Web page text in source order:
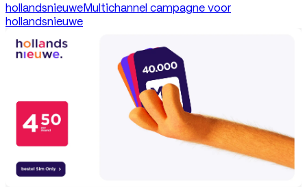
hollandsnieuweMultichannel campagne voor
hollandsnieuwe